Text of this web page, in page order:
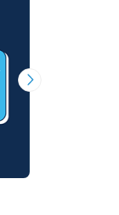
Próxima Imagem